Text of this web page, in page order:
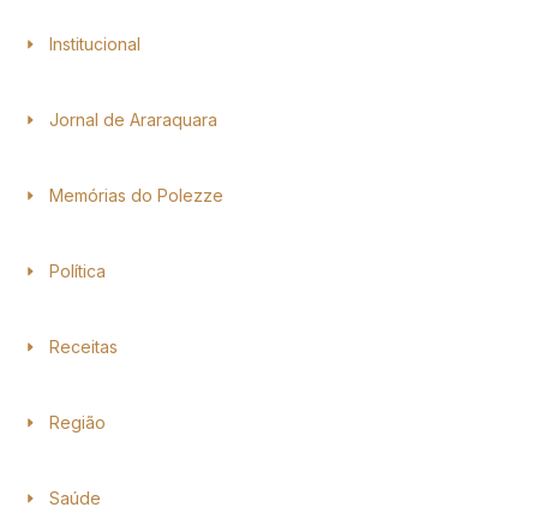
Institucional
Jornal de Araraquara
Memórias do Polezze
Política
Receitas
Região
Saúde